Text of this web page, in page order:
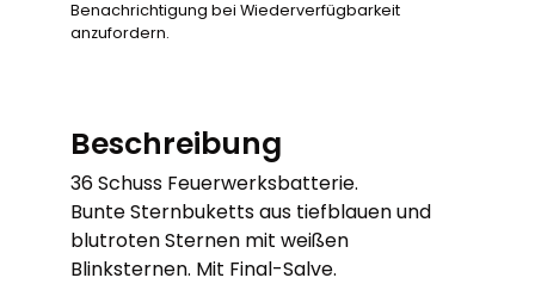
Benachrichtigung bei Wiederverfügbarkeit
anzufordern.
Beschreibung
36 Schuss Feuerwerksbatterie.
Bunte Sternbuketts aus tiefblauen und
blutroten Sternen mit weißen
Blinksternen. Mit Final-Salve.